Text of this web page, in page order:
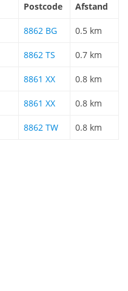
Postcode Afstand
8862 BG 0.5 km
8862 TS 0.7 km
8861 XX 0.8 km
8861 XX 0.8 km
8862 TW 0.8 km